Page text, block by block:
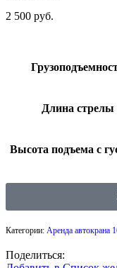
2 500 руб.
Длина стрелы
Высота подъема с
Категории: Аренда автокрана
Поделиться: